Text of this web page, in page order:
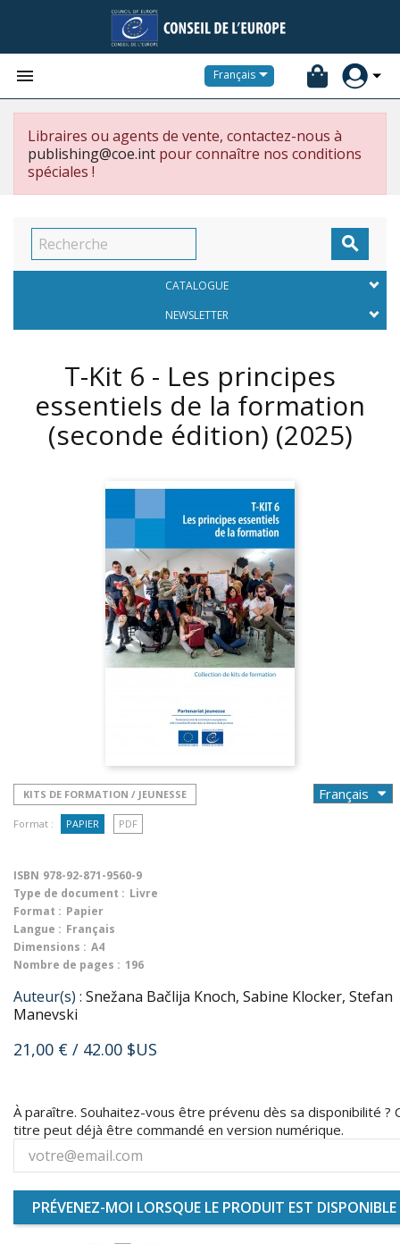
 Français
Libraires ou agents de vente, contactez-nous à
publishing@coe.int pour connaître nos conditions
spéciales !

CATALOGUE
NEWSLETTER
T-Kit 6 - Les principes
essentiels de la formation
(seconde édition) (2025)
KITS DE FORMATION / JEUNESSE
Format : PAPIER PDF
ISBN 978-92-871-9560-9
Type de document : Livre
Format : Papier
Langue : Français
Dimensions : A4
Nombre de pages : 196
Auteur(s) : Snežana Bačlija Knoch, Sabine Klocker, Stefan
Manevski
21,00 € / 42.00 $US
À paraître. Souhaitez-vous être prévenu dès sa disponibilité ?
titre peut déjà être commandé en version numérique.
PRÉVENEZ-MOI LORSQUE LE PRODUIT EST DISPONIBLE